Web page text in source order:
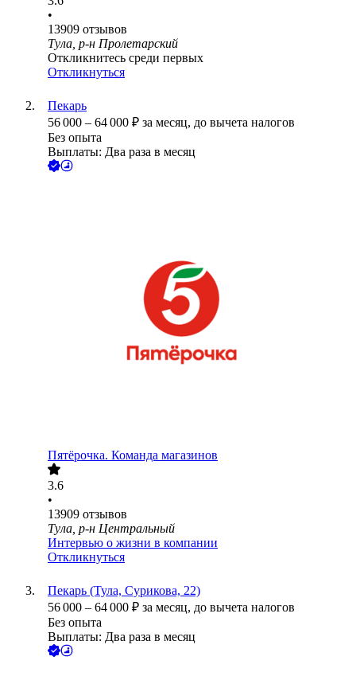
•
13909 отзывов
Тула, р-н Пролетарский
Откликнитесь среди первых
Откликнуться
Пекарь
56 000 – 64 000 ₽ за месяц, до вычета налогов
Без опыта
Выплаты: Два раза в месяц
Пятёрочка. Команда магазинов
3.6
•
13909 отзывов
Тула, р-н Центральный
Интервью о жизни в компании
Откликнуться
Пекарь (Тула, Сурикова, 22)
56 000 – 64 000 ₽ за месяц, до вычета налогов
Без опыта
Выплаты: Два раза в месяц